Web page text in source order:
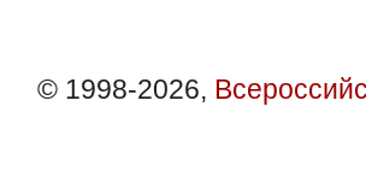
© 1998-2026,